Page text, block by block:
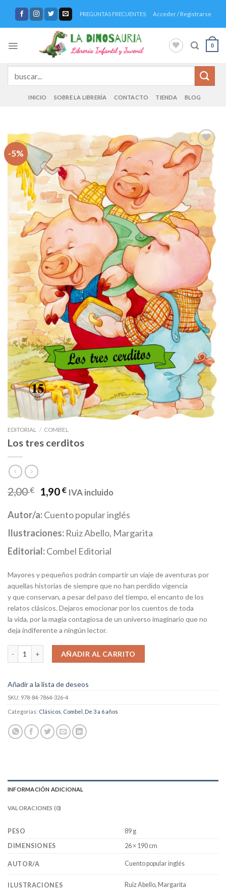
contenido
PREGUNTAS FRECUENTES Acceder / Registrarse
0
INICIO SOBRE LA LIBRERÍA CONTACTO TIENDA BLOG
-5%
Añadir
a la
lista de
deseos
EDITORIAL / COMBEL
Los tres cerditos
2,00€ 1,90€ IVA incluido
Autor/a:Cuento popular inglés
Ilustraciones: Ruiz Abello, Margarita
Editorial:Combel Editorial
Mayores y pequeños podrán compartir un viaje de aventuras por
aquellas historias de siempre que no han perdido vigencia
y que conservan, a pesar del paso del tiempo, el encanto de los
relatos clásicos. Dejaros emocionar por los cuentos de toda
la vida, por la magia contagiosa de un universo imaginario que no
deja indiferente a ningún lector.
Los tres cerditos cantidad
AÑADIR AL CARRITO
Añadir a la lista de deseos
SKU: 978-84-7864-326-4
Categorías: Clásicos Combel De 3 a 6 años
INFORMACIÓN ADICIONAL
VALORACIONES (0)
PESO
89 g
DIMENSIONES
26 × 190 cm
AUTOR/A Cuento popular inglés
ILUSTRACIONES Ruiz Abello, Margarita